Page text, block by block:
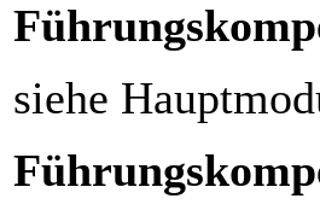
siehe